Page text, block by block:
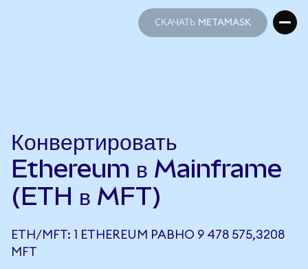
СКАЧАТЬ METAMASK
Конвертировать
Ethereum в Mainframe
(ETH в MFT)
ETH/MFT: 1 ETHEREUM РАВНО 9 478 575,3208
MFT